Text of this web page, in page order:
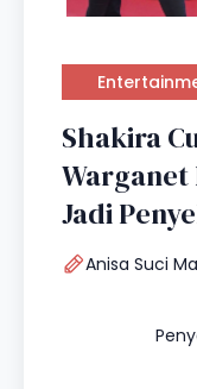
Shakira
Warganet
Jadi
Anisa Suci